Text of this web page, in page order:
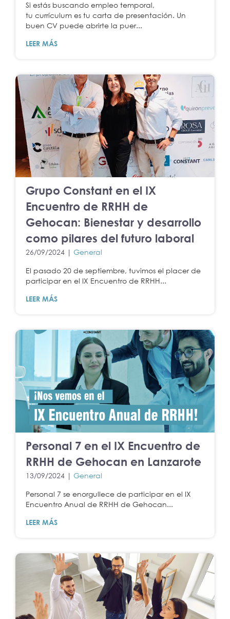
Si estás buscando empleo temporal,
tu currículum es tu carta de presentación. Un
buen CV puede abrirte la puer...
LEER MÁS
Grupo Constant en el IX
Encuentro de RRHH de
Gehocan: Bienestar y desarrollo
como pilares del futuro laboral
26/09/2024 | General
El pasado 20 de septiembre, tuvimos el placer de
participar en el IX Encuentro de RRHH...
LEER MÁS
Personal 7 en el IX Encuentro de
RRHH de Gehocan en Lanzarote
13/09/2024 | General
Personal 7 se enorgullece de participar en el IX
Encuentro Anual de RRHH de Gehocan...
LEER MÁS